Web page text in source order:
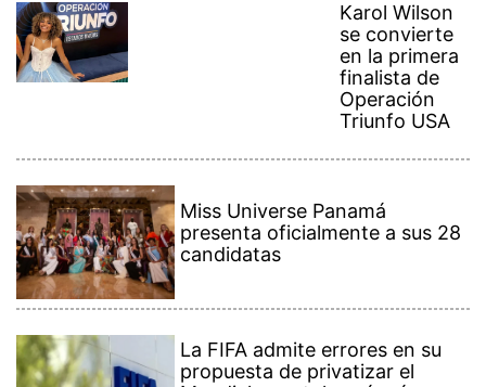
Karol Wilson
se convierte
en la primera
finalista de
Operación
Triunfo USA
Miss Universe Panamá
presenta oficialmente a sus 28
candidatas
La FIFA admite errores en su
propuesta de privatizar el